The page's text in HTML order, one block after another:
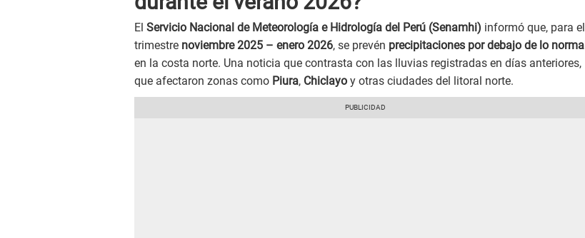
El Servicio Nacional de Meteorología e Hidrología del Perú (Senamhi) informó que, para el
trimestre noviembre 2025 – enero 2026, se prevén precipitaciones por debajo de lo normal
en la costa norte. Una noticia que contrasta con las lluvias registradas en días anteriores,
que afectaron zonas como Piura, Chiclayo y otras ciudades del litoral norte.